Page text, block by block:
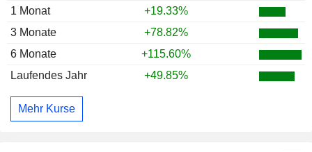
1 Monat
+19.33%
3 Monate
+78.82%
6 Monate
+115.60%
Laufendes Jahr
+49.85%
Mehr Kurse